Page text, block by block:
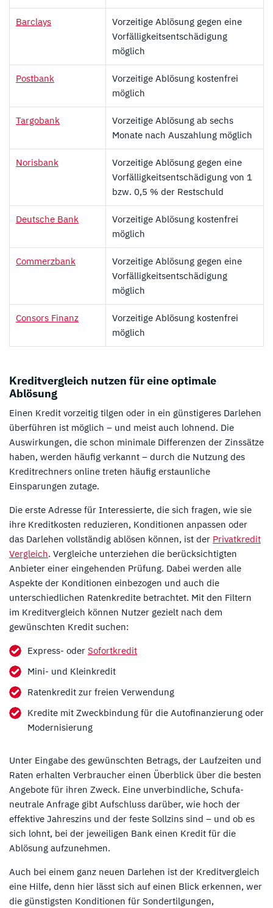
Barclays
Vorzeitige Ablösung gegen eine
Vorfälligkeitsentschädigung
möglich
Postbank
Vorzeitige Ablösung kostenfrei
möglich
Targobank
Vorzeitige Ablösung ab sechs
Monate nach Auszahlung möglich
Norisbank
Vorzeitige Ablösung gegen eine
Vorfälligkeitsentschädigung von 1
bzw. 0,5 % der Restschuld
Deutsche Bank
Vorzeitige Ablösung kostenfrei
möglich
Commerzbank
Vorzeitige Ablösung gegen eine
Vorfälligkeitsentschädigung
möglich
Consors Finanz
Vorzeitige Ablösung kostenfrei
möglich
Kreditvergleich nutzen für eine optimale
Ablösung
Einen Kredit vorzeitig tilgen oder in ein günstigeres Darlehen
überführen ist möglich – und meist auch lohnend. Die
Auswirkungen, die schon minimale Differenzen der Zinssätze
haben, werden häufig verkannt – durch die Nutzung des
Kreditrechners online treten häufig erstaunliche
Einsparungen zutage.
Die erste Adresse für Interessierte, die sich fragen, wie sie
ihre Kreditkosten reduzieren, Konditionen anpassen oder
das Darlehen vollständig ablösen können, ist der Privatkredit
Vergleich. Vergleiche unterziehen die berücksichtigten
Anbieter einer eingehenden Prüfung. Dabei werden alle
Aspekte der Konditionen einbezogen und auch die
unterschiedlichen Ratenkredite betrachtet. Mit den Filtern
im Kreditvergleich können Nutzer gezielt nach dem
gewünschten Kredit suchen:
Express- oder Sofortkredit
Mini- und Kleinkredit
Ratenkredit zur freien Verwendung
Kredite mit Zweckbindung für die Autofinanzierung oder
Modernisierung
Unter Eingabe des gewünschten Betrags, der Laufzeiten und
Raten erhalten Verbraucher einen Überblick über die besten
Angebote für ihren Zweck. Eine unverbindliche, Schufa-
neutrale Anfrage gibt Aufschluss darüber, wie hoch der
effektive Jahreszins und der feste Sollzins sind – und ob es
sich lohnt, bei der jeweiligen Bank einen Kredit für die
Ablösung aufzunehmen.
Auch bei einem ganz neuen Darlehen ist der Kreditvergleich
eine Hilfe, denn hier lässt sich auf einen Blick erkennen, wer
die günstigsten Konditionen für Sondertilgungen,